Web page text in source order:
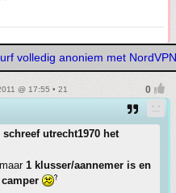
volledig anoniem met NordVPN
@ 17:55 • 21
schreef utrecht1970 het
1 klusser/aannemer is en